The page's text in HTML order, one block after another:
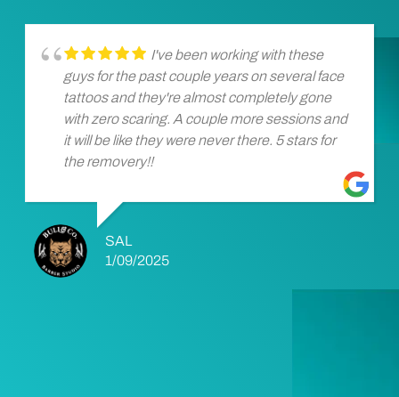
I've been working with these
guys for the past couple years on several face
tattoos and they're almost completely gone
with zero scaring. A couple more sessions and
it will be like they were never there. 5 stars for
the removery!!
SAL
1/09/2025